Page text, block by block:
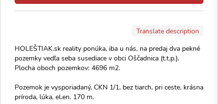
Translate description
HOLEŠTIAK.sk reality ponúka, iba u nás, na predaj dva pekné
pozemky vedľa seba susediace v obci Oščadnica (t.t.p.).
Plocha oboch pozemkov: 4696 m2.
Pozemok je vysporiadaný, CKN 1/1, bez tiarch, pri ceste, krásna
príroda, lúka, el.en. 170 m.